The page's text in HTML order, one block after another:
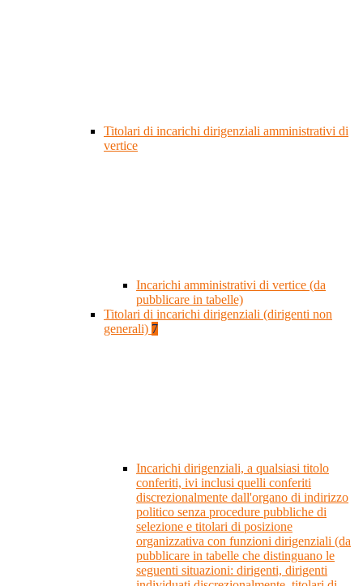
Titolari di incarichi dirigenziali amministrativi di
vertice
Incarichi amministrativi di vertice (da
pubblicare in tabelle)
Titolari di incarichi dirigenziali (dirigenti non
generali) 7
Incarichi dirigenziali, a qualsiasi titolo
conferiti, ivi inclusi quelli conferiti
discrezionalmente dall'organo di indirizzo
politico senza procedure pubbliche di
selezione e titolari di posizione
organizzativa con funzioni dirigenziali (da
pubblicare in tabelle che distinguano le
seguenti situazioni: dirigenti, dirigenti